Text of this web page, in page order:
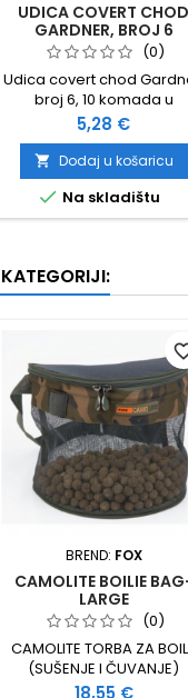
UDICA COVERT CHOD
GARDNER, BROJ 6
(0)
Udica covert chod
broj 6, 10 komada u
pakiranju
Cijena
5,28 €
 Dodaj u košaricu
 Na skladištu
BREND: FOX
CAMOLITE BOILIE
LARGE
(0)
CAMOLITE TORBA ZA
(SUŠENJE I ČUVANJE)
KVALITETNA IZRADA 60 %
Cijena
18,55 €